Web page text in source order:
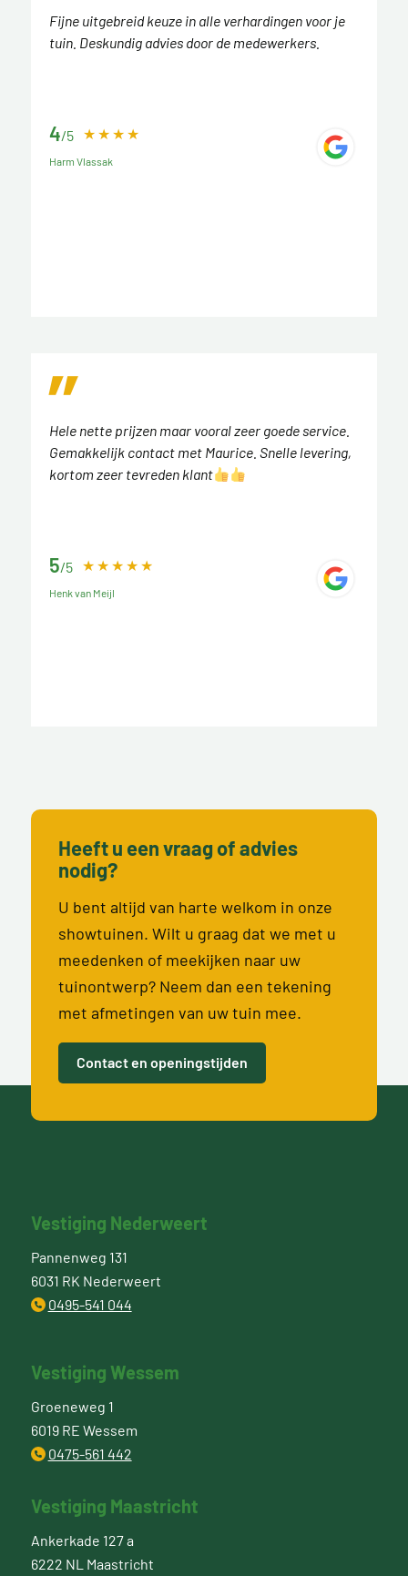
Fijne uitgebreid keuze in alle verhardingen voor je
tuin. Deskundig advies door de medewerkers.
4/5
Harm Vlassak
Hele nette prijzen maar vooral zeer goede service.
Gemakkelijk contact met Maurice. Snelle levering,
kortom zeer tevreden klant
5/5
Henk van Meijl
Heeft u een vraag of advies
nodig?
U bent altijd van harte welkom in onze
showtuinen. Wilt u graag dat we met u
meedenken of meekijken naar uw
tuinontwerp? Neem dan een tekening
met afmetingen van uw tuin mee.
Contact en openingstijden
Vestiging Nederweert
Pannenweg 131
6031 RK Nederweert
0495-541 044
Vestiging Wessem
Groeneweg 1
6019 RE Wessem
0475-561 442
Vestiging Maastricht
Ankerkade 127 a
6222 NL Maastricht